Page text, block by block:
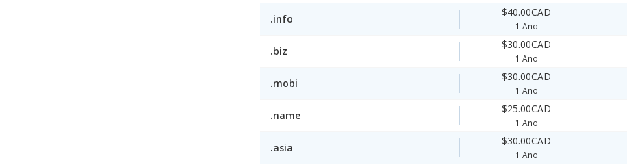
.info
$40.00CAD
1 Ano
.biz
$30.00CAD
1 Ano
.mobi
$30.00CAD
1 Ano
.name
$25.00CAD
1 Ano
.asia
$30.00CAD
1 Ano